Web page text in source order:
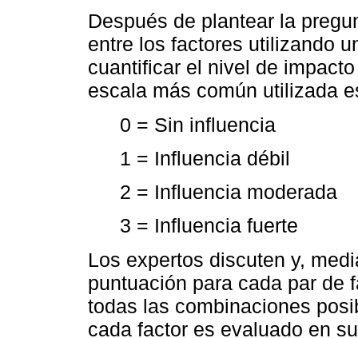
Después de plantear la
entre los factores utilizando
cuantificar el nivel de
escala más común utilizada
0 = Sin influencia
1 = Influencia débil
2 = Influencia moderada
3 = Influencia fuerte
Los expertos discuten y,
puntuación para cada par de
todas las combinaciones
cada factor es evaluado en